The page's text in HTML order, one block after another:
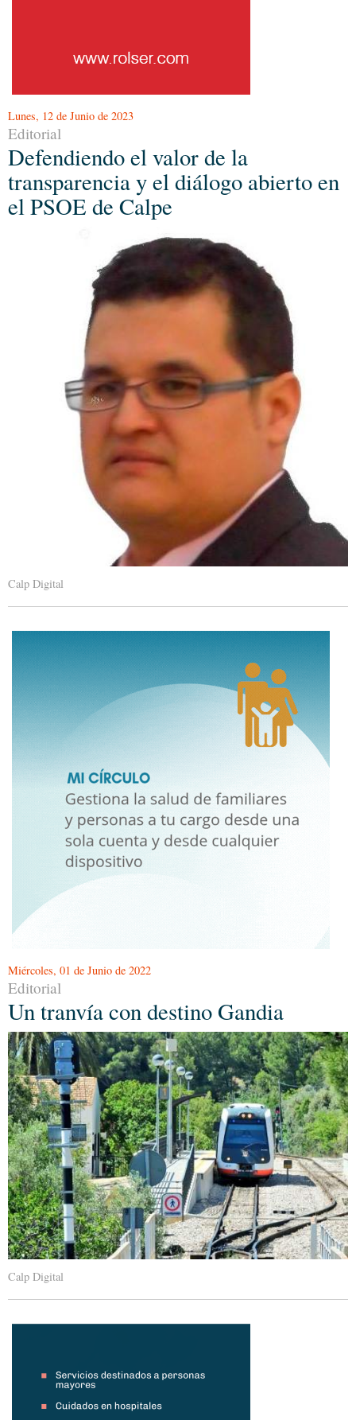
Lunes, 12 de Junio de 2023
Editorial
Defendiendo el valor de la
transparencia y el diálogo abierto en
el PSOE de Calpe
Calp Digital
Miércoles, 01 de Junio de 2022
Editorial
Un tranvía con destino Gandia
Calp Digital